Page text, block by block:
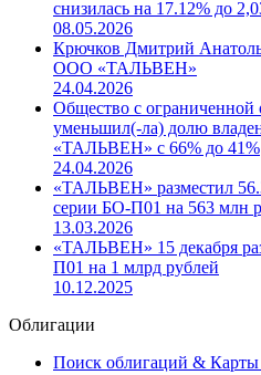
снизилась на 17.12% до
08.05.2026
Крючков Дмитрий
ООО «ТАЛЬВЕН»
24.04.2026
Общество с ограниченной
уменьшил(-ла) долю
«ТАЛЬВЕН» с 66% до 41%
24.04.2026
«ТАЛЬВЕН» разместил
серии БО-П01 на 563 млн
13.03.2026
«ТАЛЬВЕН» 15 декабря
П01 на 1 млрд рублей
10.12.2025
Облигации
Поиск облигаций &